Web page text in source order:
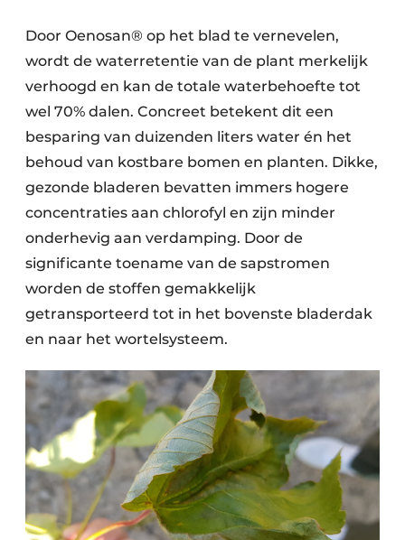
Door Oenosan® op het blad te vernevelen,
wordt de waterretentie van de plant merkelijk
verhoogd en kan de totale waterbehoefte tot
wel 70% dalen. Concreet betekent dit een
besparing van duizenden liters water én het
behoud van kostbare bomen en planten. Dikke,
gezonde bladeren bevatten immers hogere
concentraties aan chlorofyl en zijn minder
onderhevig aan verdamping. Door de
significante toename van de sapstromen
worden de stoffen gemakkelijk
getransporteerd tot in het bovenste bladerdak
en naar het wortelsysteem.